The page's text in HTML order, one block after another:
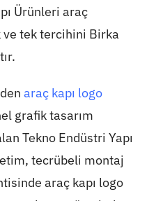
Ürünleri araç
ve tek tercihini Birka
araç kapı logo
grafik tasarım
Tekno Endüstri Yapı
tecrübeli montaj
araç kapı logo